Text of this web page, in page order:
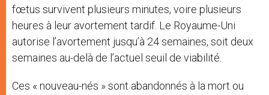
fœtus survivent plusieurs minutes, voire plusieurs
heures à leur avortement tardif. Le Royaume-Uni
autorise l’avortement jusqu’à 24 semaines, soit deux
semaines au-delà de l’actuel seuil de viabilité.
Ces « nouveau-nés » sont abandonnés à la mort ou